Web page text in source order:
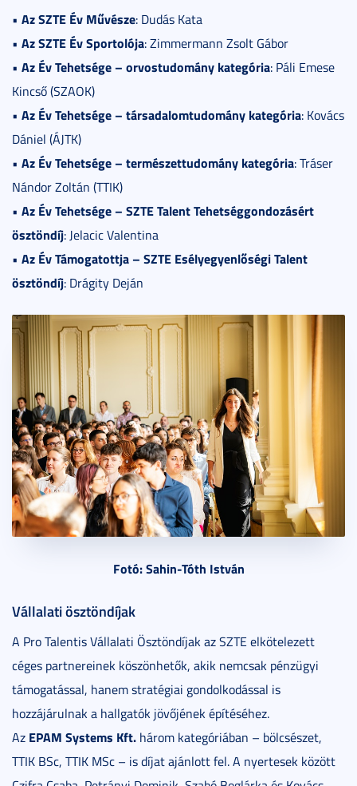
• Az SZTE Év Művésze: Dudás Kata
• Az SZTE Év Sportolója: Zimmermann Zsolt Gábor
• Az Év Tehetsége – orvostudomány kategória: Páli Emese
Kincső (SZAOK)
• Az Év Tehetsége – társadalomtudomány kategória: Kovács
Dániel (ÁJTK)
• Az Év Tehetsége – természettudomány kategória: Tráser
Nándor Zoltán (TTIK)
• Az Év Tehetsége – SZTE Talent Tehetséggondozásért
ösztöndíj: Jelacic Valentina
• Az Év Támogatottja – SZTE Esélyegyenlőségi Talent
ösztöndíj: Drágity Deján
Fotó: Sahin-Tóth István
Vállalati ösztöndíjak
A Pro Talentis Vállalati Ösztöndíjak az SZTE elkötelezett
céges partnereinek köszönhetők, akik nemcsak pénzügyi
támogatással, hanem stratégiai gondolkodással is
hozzájárulnak a hallgatók jövőjének építéséhez.
Az EPAM Systems Kft. három kategóriában – bölcsészet,
TTIK BSc, TTIK MSc – is díjat ajánlott fel. A nyertesek között